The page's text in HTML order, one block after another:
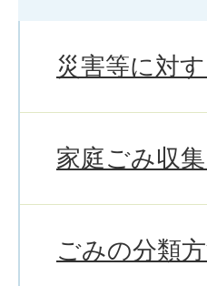
災害等に対
家庭ごみ収
ごみの分類